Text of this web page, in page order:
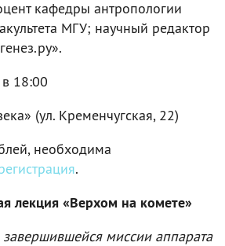
кафедры антропологии
МГУ; научный редактор
18:00
(ул. Кременчугская, 22)
необходима
.
лекция «Верхом на комете»
миссии аппарата